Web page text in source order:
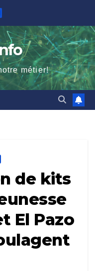
métier!
de kits
El Pazo